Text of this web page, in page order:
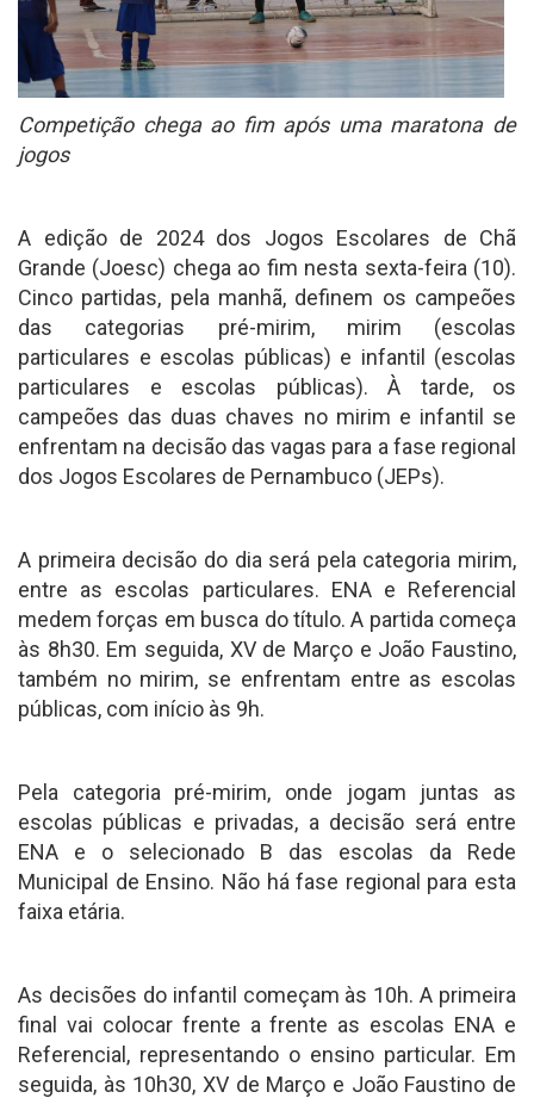
Competição chega ao fim após uma maratona de
jogos
A edição de 2024 dos Jogos Escolares de Chã
Grande (Joesc) chega ao fim nesta sexta-feira (10).
Cinco partidas, pela manhã, definem os campeões
das categorias pré-mirim, mirim (escolas
particulares e escolas públicas) e infantil (escolas
particulares e escolas públicas). À tarde, os
campeões das duas chaves no mirim e infantil se
enfrentam na decisão das vagas para a fase regional
dos Jogos Escolares de Pernambuco (JEPs).
A primeira decisão do dia será pela categoria mirim,
entre as escolas particulares. ENA e Referencial
medem forças em busca do título. A partida começa
às 8h30. Em seguida, XV de Março e João Faustino,
também no mirim, se enfrentam entre as escolas
públicas, com início às 9h.
Pela categoria pré-mirim, onde jogam juntas as
escolas públicas e privadas, a decisão será entre
ENA e o selecionado B das escolas da Rede
Municipal de Ensino. Não há fase regional para esta
faixa etária.
As decisões do infantil começam às 10h. A primeira
final vai colocar frente a frente as escolas ENA e
Referencial, representando o ensino particular. Em
seguida, às 10h30, XV de Março e João Faustino de